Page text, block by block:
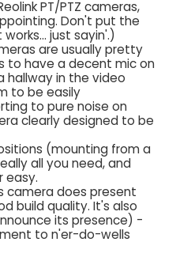
PT/PTZ cameras,
Don't put the
just sayin'.)
are usually pretty
to have a decent mic on
hallway in the video
to be easily
to pure noise on
clearly designed to be
(mounting from a
all you need, and
easy.
camera does present
build quality. It's also
its presence) -
to n'er-do-wells